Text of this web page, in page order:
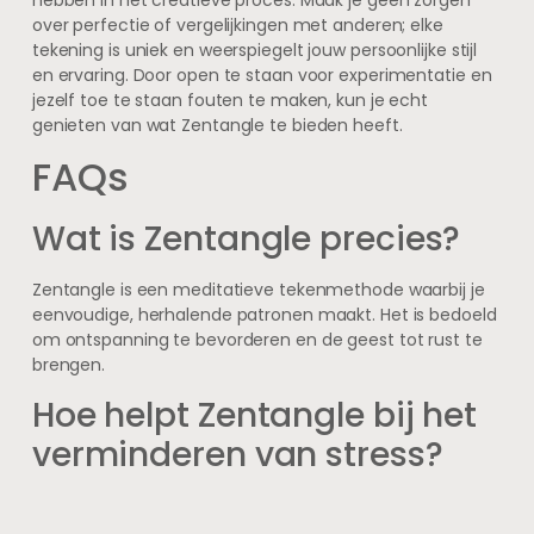
over perfectie of vergelijkingen met anderen; elke
tekening is uniek en weerspiegelt jouw persoonlijke stijl
en ervaring. Door open te staan voor experimentatie en
jezelf toe te staan fouten te maken, kun je echt
genieten van wat Zentangle te bieden heeft.
FAQs
Wat is Zentangle precies?
Zentangle is een meditatieve tekenmethode waarbij je
eenvoudige, herhalende patronen maakt. Het is bedoeld
om ontspanning te bevorderen en de geest tot rust te
brengen.
Hoe helpt Zentangle bij het
verminderen van stress?